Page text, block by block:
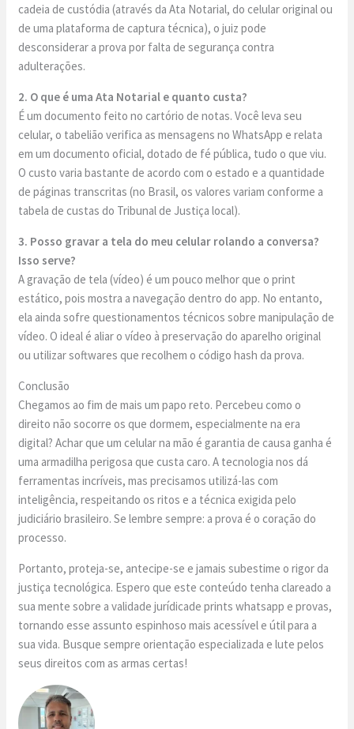
cadeia de custódia (através da Ata Notarial, do celular original ou
de uma plataforma de captura técnica), o juiz pode
desconsiderar a prova por falta de segurança contra
adulterações.
2. O que é uma Ata Notarial e quanto custa?
É um documento feito no cartório de notas. Você leva seu
celular, o tabelião verifica as mensagens no WhatsApp e relata
em um documento oficial, dotado de fé pública, tudo o que viu.
O custo varia bastante de acordo com o estado e a quantidade
de páginas transcritas (no Brasil, os valores variam conforme a
tabela de custas do Tribunal de Justiça local).
3. Posso gravar a tela do meu celular rolando a conversa?
Isso serve?
A gravação de tela (vídeo) é um pouco melhor que o print
estático, pois mostra a navegação dentro do app. No entanto,
ela ainda sofre questionamentos técnicos sobre manipulação de
vídeo. O ideal é aliar o vídeo à preservação do aparelho original
ou utilizar softwares que recolhem o código hash da prova.
Conclusão
Chegamos ao fim de mais um papo reto. Percebeu como o
direito não socorre os que dormem, especialmente na era
digital? Achar que um celular na mão é garantia de causa ganha é
uma armadilha perigosa que custa caro. A tecnologia nos dá
ferramentas incríveis, mas precisamos utilizá-las com
inteligência, respeitando os ritos e a técnica exigida pelo
judiciário brasileiro. Se lembre sempre: a prova é o coração do
processo.
Portanto, proteja-se, antecipe-se e jamais subestime o rigor da
justiça tecnológica. Espero que este conteúdo tenha clareado a
sua mente sobre a validade jurídicade prints whatsapp e provas,
tornando esse assunto espinhoso mais acessível e útil para a
sua vida. Busque sempre orientação especializada e lute pelos
seus direitos com as armas certas!